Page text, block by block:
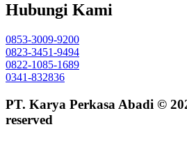
Hubungi Kami
0853-3009-9200
0823-3451-9494
0822-1085-1689
0341-832836
PT. Karya Perkasa Abadi ©
reserved